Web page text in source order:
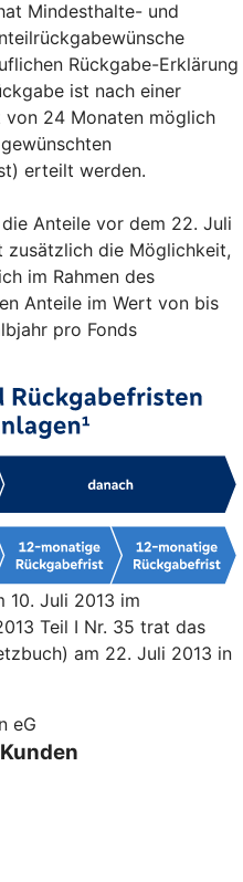
Mindesthalte- und
Rückgabe-Erklärung
ist nach einer
24 Monaten möglich
erteilt werden.
Anteile vor dem 22. Juli
zusätzlich die Möglichkeit,
im Rahmen des
Anteile im Wert von bis
pro Fonds
10. Juli 2013 im
Teil I Nr. 35 trat das
am 22. Juli 2013 in
eG